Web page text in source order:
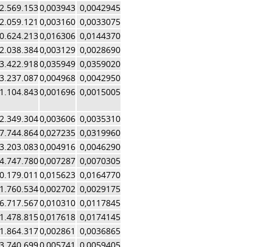
2.569.1530,003943 0,0042945
2.059.121 0,003160 0,0033075
0,016306 0,0144370
2.038.3840,003129 0,0028690
0,035949 0,0359020
3.237.0870,004968 0,0042950
1.104.8430,001696 0,0015005
2.349.3040,003606 0,0035310
0,027235 0,0319960
3.203.0830,004916 0,0046290
4.747.7800,007287 0,0070305
0,015623 0,0164770
1.760.5340,002702 0,0029175
6.717.5670,010310 0,0117845
0,017618 0,0174145
1.864.3170,002861 0,0036865